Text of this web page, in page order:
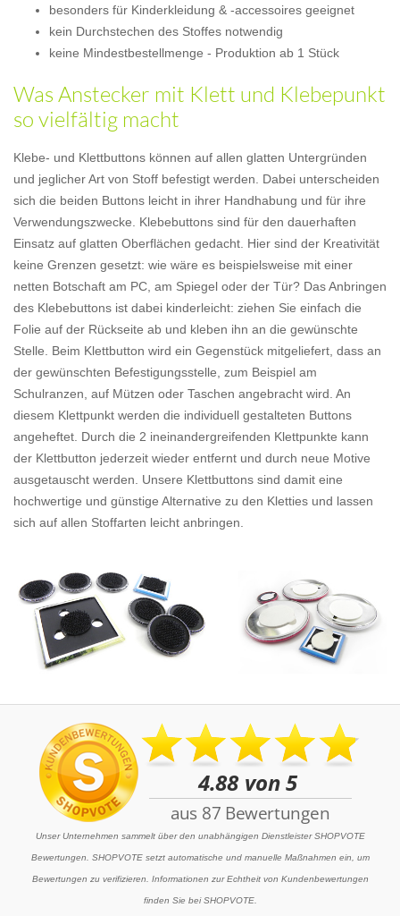
besonders für Kinderkleidung & -accessoires geeignet
kein Durchstechen des Stoffes notwendig
keine Mindestbestellmenge - Produktion ab 1 Stück
Was Anstecker mit Klett und Klebepunkt
so vielfältig macht
Klebe- und Klettbuttons können auf allen glatten Untergründen
und jeglicher Art von Stoff befestigt werden. Dabei unterscheiden
sich die beiden Buttons leicht in ihrer Handhabung und für ihre
Verwendungszwecke. Klebebuttons sind für den dauerhaften
Einsatz auf glatten Oberflächen gedacht. Hier sind der Kreativität
keine Grenzen gesetzt: wie wäre es beispielsweise mit einer
netten Botschaft am PC, am Spiegel oder der Tür? Das Anbringen
des Klebebuttons ist dabei kinderleicht: ziehen Sie einfach die
Folie auf der Rückseite ab und kleben ihn an die gewünschte
Stelle. Beim Klettbutton wird ein Gegenstück mitgeliefert, dass an
der gewünschten Befestigungsstelle, zum Beispiel am
Schulranzen, auf Mützen oder Taschen angebracht wird. An
diesem Klettpunkt werden die individuell gestalteten Buttons
angeheftet. Durch die 2 ineinandergreifenden Klettpunkte kann
der Klettbutton jederzeit wieder entfernt und durch neue Motive
ausgetauscht werden. Unsere Klettbuttons sind damit eine
hochwertige und günstige Alternative zu den Kletties und lassen
sich auf allen Stoffarten leicht anbringen.
Unser Unternehmen sammelt über den unabhängigen Dienstleister SHOPVOTE
Bewertungen. SHOPVOTE setzt automatische und manuelle Maßnahmen ein, um
Bewertungen zu verifizieren. Informationen zur Echtheit von Kundenbewertungen
finden Sie bei SHOPVOTE.